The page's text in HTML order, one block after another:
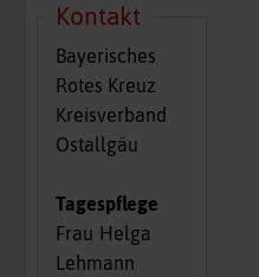
Kontakt
Bayerisches
Rotes Kreuz
Kreisverband
Ostallgäu
Tagespflege
Frau Helga
Lehmann